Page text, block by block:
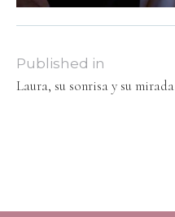
Published in
Laura, su sonrisa y su mirada